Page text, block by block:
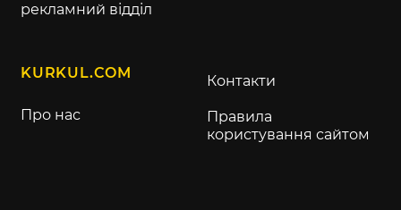
рекламний відділ
KURKUL.COM
Про нас
Контакти
Правила
користування сайтом